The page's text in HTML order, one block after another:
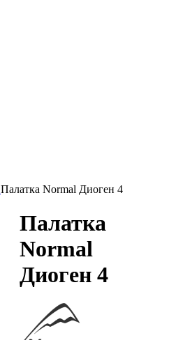
Палатка Normal Диоген 4
Палатка
Normal
Диоген 4